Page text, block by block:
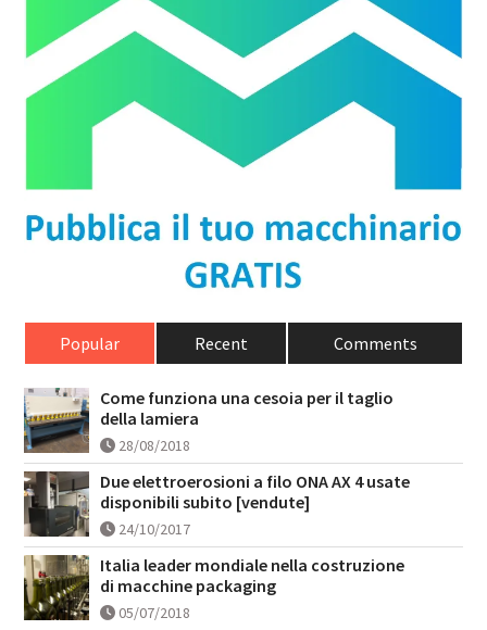
Popular Recent Comments
Come funziona una cesoia per il taglio
della lamiera
28/08/2018
Due elettroerosioni a filo ONA AX 4 usate
disponibili subito [vendute]
24/10/2017
Italia leader mondiale nella costruzione
di macchine packaging
05/07/2018